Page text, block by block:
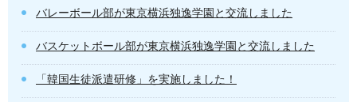
バレーボール部が東京横浜独逸学園と交流しました
バスケットボール部が東京横浜独逸学園と交流しました
「韓国生徒派遣研修」を実施しました！